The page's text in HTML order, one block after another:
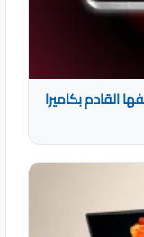
القادم بكاميرا